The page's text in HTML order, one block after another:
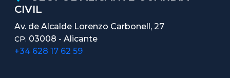
CIVIL
Av. de Alcalde Lorenzo Carbonell, 27
CP. 03008 - Alicante
+34 628 17 62 59